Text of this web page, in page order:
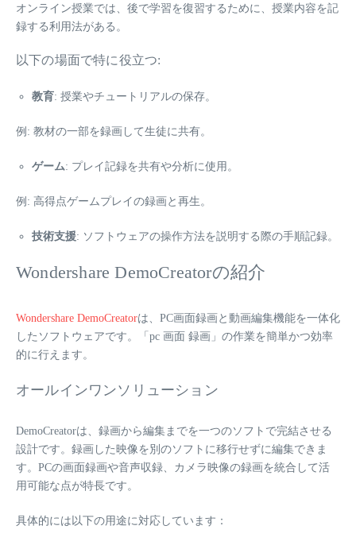
オンライン授業では、後で学習を復習するために、授業内容を記
録する利用法がある。
以下の場面で特に役立つ:
教育: 授業やチュートリアルの保存。
例: 教材の一部を録画して生徒に共有。
ゲーム: プレイ記録を共有や分析に使用。
例: 高得点ゲームプレイの録画と再生。
技術支援: ソフトウェアの操作方法を説明する際の手順記録。
Wondershare DemoCreatorの紹介
Wondershare DemoCreatorは、PC画面録画と動画編集機能を一体化
したソフトウェアです。「pc 画面 録画」の作業を簡単かつ効率
的に行えます。
オールインワンソリューション
DemoCreatorは、録画から編集までを一つのソフトで完結させる
設計です。録画した映像を別のソフトに移行せずに編集できま
す。PCの画面録画や音声収録、カメラ映像の録画を統合して活
用可能な点が特長です。
具体的には以下の用途に対応しています：